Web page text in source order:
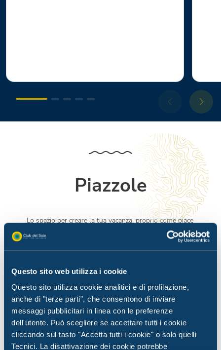
Questo sito web utilizza i cookie
Questo sito utilizza cookie analitici e di profilazione,
anche di "terze parti", che consentono di inviare
messaggi pubblicitari in linea con le preferenze
dell'utente. Può scegliere se accettare tutti i cookie
cliccando sul tasto "Accetta tutti i cookie" o solo quelli
Tecnici. La disattivazione dei cookie potrebbe
Piazzole
Lo spazio per creare la tua vacanza, proprio come piace